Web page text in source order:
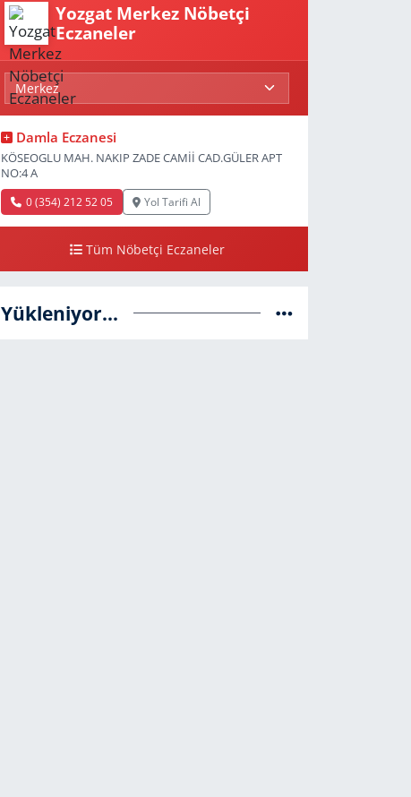
Yozgat Merkez Nöbetçi
Eczaneler
Damla Eczanesi
KÖSEOGLU MAH. NAKIP ZADE CAMİİ CAD.GÜLER APT
NO:4 A
0 (354) 212 52 05 Yol Tarifi Al
Tüm Nöbetçi Eczaneler
Yükleniyor...